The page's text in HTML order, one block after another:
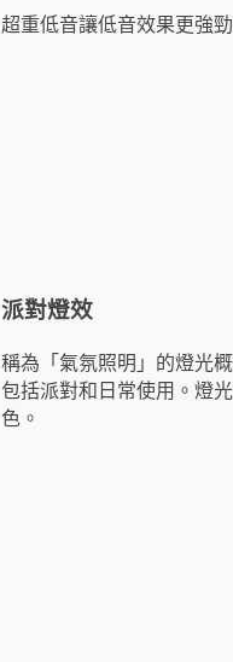
超重低音讓低音效果更強
派對燈效
稱為「氣氛照明」的燈光
包括派對和日常使用。燈
色。